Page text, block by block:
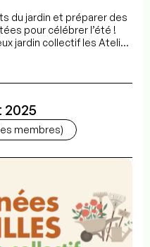
du jardin et préparer des
pour célébrer l’été !
jardin collectif les Ateli...
2025
membres)